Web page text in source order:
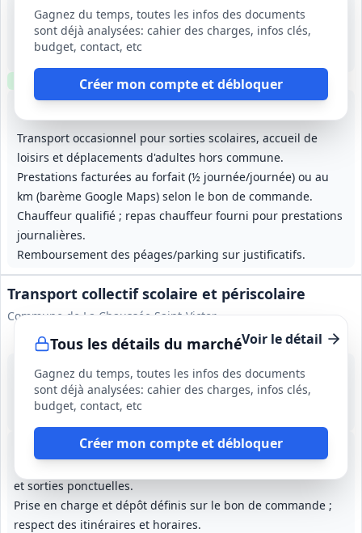
Gagnez du temps, toutes les infos des documents
sont déjà analysées: cahier des charges, infos clés,
budget, contact, etc
Créer mon compte et débloquer
Transport occasionnel pour sorties scolaires, accueil de
loisirs et déplacements d'adultes hors commune.
Prestations facturées au forfait (½ journée/journée) ou au
km (barème Google Maps) selon le bon de commande.
Chauffeur qualifié ; repas chauffeur fourni pour prestations
journalières.
Remboursement des péages/parking sur justificatifs.
21 août 2026
Multiples
Clause environnementale
Tous les détails du marché
Gagnez du temps, toutes les infos des documents
sont déjà analysées: cahier des charges, infos clés,
budget, contact, etc
Créer mon compte et débloquer
Transport collectif scolaire et périscolaire
Commune de La Chaussée Saint-Victor
Voir le détail
Transport d'enfants (maternelle et élémentaire) pour accueils
et sorties ponctuelles.
Prise en charge et dépôt définis sur le bon de commande ;
respect des itinéraires et horaires.
19 oct. 2026
La Chaussée Saint-Victor (41)
4 497 €
1 an (01/01/2027 - 31/12/2027)